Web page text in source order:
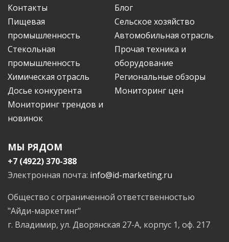
Контакты
Блог
Пищевая
промышленность
Сельское хозяйство
Автомобильная отрасль
Стекольная
промышленность
Прочая техника и
оборудование
Химическая отрасль
Региональные обзоры
Досье конкурента
Мониторинг цен
Мониторинг трендов и
новинок
МЫ РЯДОМ
+7 (4922) 370-388
Электронная почта: info@id-marketing.ru
Общество с ограниченной ответственностью
"Айди-маркетинг"
г. Владимир, ул. Дворянская 27-А, корпус 1, оф. 217